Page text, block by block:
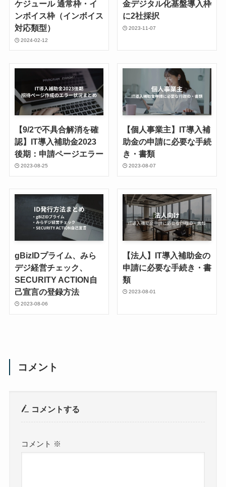
ケジュール 通常枠・イ
ンボイス枠（インボイス
対応類型）
2024-02-12
金デジタル化基盤導入枠
に2社採択
2023-11-07
【9/2で不具合解消を確
認】IT導入補助金2023
後期：申請ページエラー
2023-08-25
【個人事業主】IT導入補
助金の申請に必要な手続
き・書類
2023-08-07
gBizIDプライム、みら
デジ経営チェック、
SECURITY ACTION自
己宣言の登録方法
2023-08-06
【法人】IT導入補助金の
申請に必要な手続き・書
類
2023-08-01
コメント
コメントする
コメント ※